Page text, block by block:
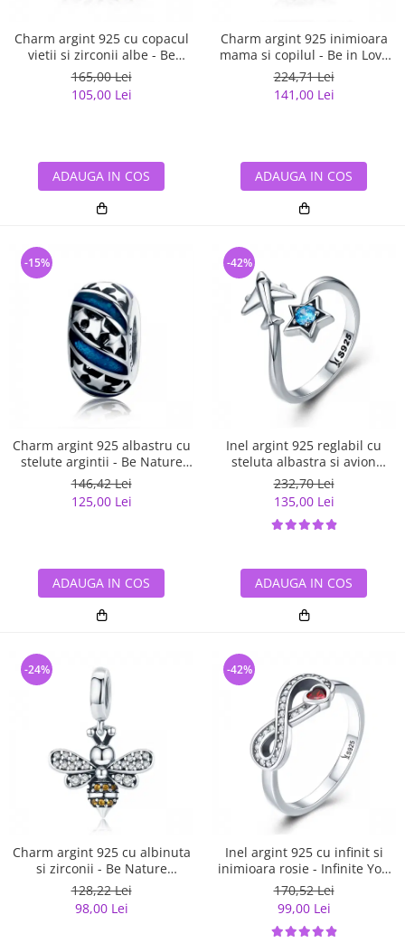
Charm argint 925 cu copacul
vietii si zirconii albe - Be
Nature PST0120
165,00 Lei
105,00 Lei
ADAUGA IN COS
Charm argint 925 inimioara
mama si copilul - Be in Love
PST0122
224,71 Lei
141,00 Lei
ADAUGA IN COS
Charm argint 925 albastru cu
stelute argintii - Be Nature
PST0123
146,42 Lei
125,00 Lei
-15%
ADAUGA IN COS
Inel argint 925 reglabil cu
steluta albastra si avion
argintiu - Be Nature IST0047
232,70 Lei
135,00 Lei
-42%
ADAUGA IN COS
Charm argint 925 cu albinuta
si zirconii - Be Nature
PST0143
128,22 Lei
98,00 Lei
-24%
Inel argint 925 cu infinit si
inimioara rosie - Infinite You
IST0062
170,52 Lei
99,00 Lei
-42%